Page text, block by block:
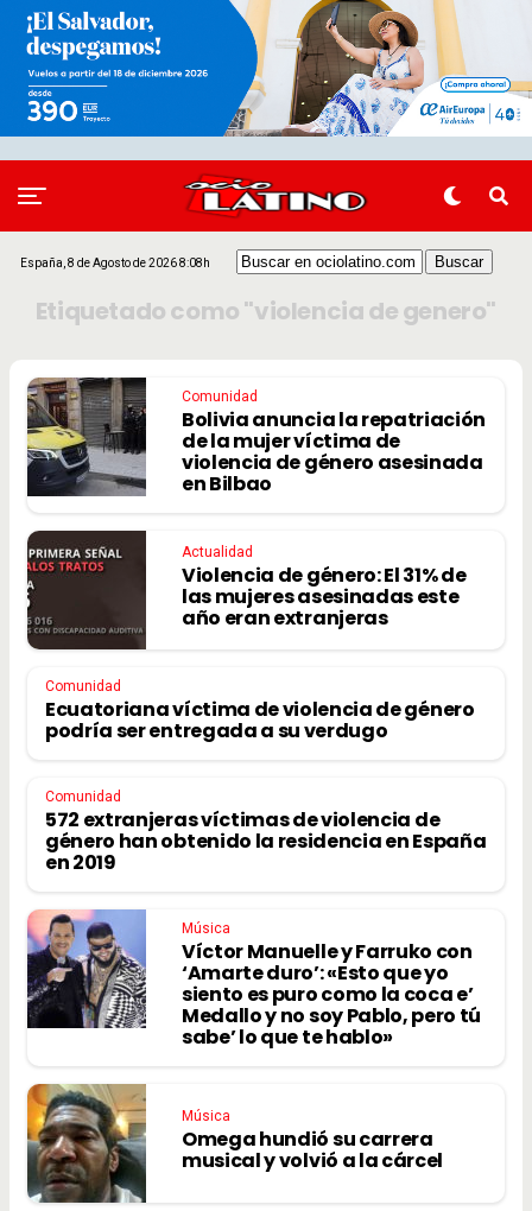
España, 8 de Agosto de 2026 8:08h
Etiquetado como "violencia de genero"
Comunidad
Bolivia anuncia la repatriación
de la mujer víctima de
violencia de género asesinada
en Bilbao
Actualidad
Violencia de género: El 31% de
las mujeres asesinadas este
año eran extranjeras
Comunidad
Ecuatoriana víctima de violencia de género
podría ser entregada a su verdugo
Comunidad
572 extranjeras víctimas de violencia de
género han obtenido la residencia en España
en 2019
Música
Víctor Manuelle y Farruko con
‘Amarte duro’: «Esto que yo
siento es puro como la coca e’
Medallo y no soy Pablo, pero tú
sabe’ lo que te hablo»
Música
Omega hundió su carrera
musical y volvió a la cárcel